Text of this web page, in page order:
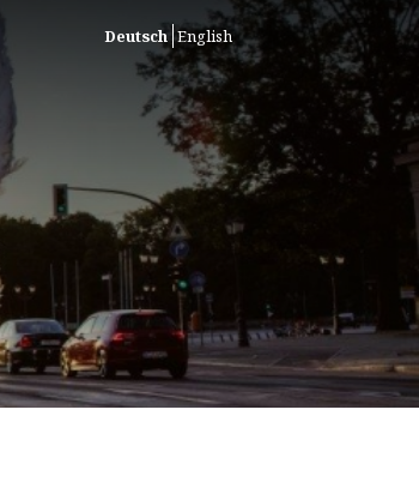
Deutsch English